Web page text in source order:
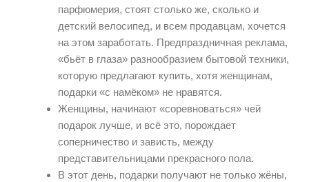
парфюмерия, стоят столько же, сколько и
детский велосипед, и всем продавцам, хочется
на этом заработать. Предпраздничная реклама,
«бьёт в глаза» разнообразием бытовой техники,
которую предлагают купить, хотя женщинам,
подарки «с намёком» не нравятся.
Женщины, начинают «соревноваться» чей
подарок лучше, и всё это, порождает
соперничество и зависть, между
представительницами прекрасного пола.
В этот день, подарки получают не только жёны,